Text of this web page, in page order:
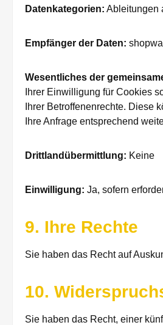
Datenkategorien: Ableitungen
Empfänger der Daten:
Wesentliches der
Ihrer Einwilligung für Cookies
Ihrer Betroffenenrechte. Diese
Ihre Anfrage entsprechend
Drittlandübermittlung: Keine
Einwilligung: Ja, sofern
9. Ihre Rechte
Sie haben das Recht auf
10.
Sie haben das Recht, einer